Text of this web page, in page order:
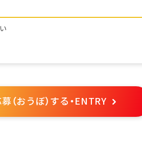
（おうぼ）する・ENTRY